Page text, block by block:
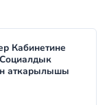
Кабинетине
аткарылышы